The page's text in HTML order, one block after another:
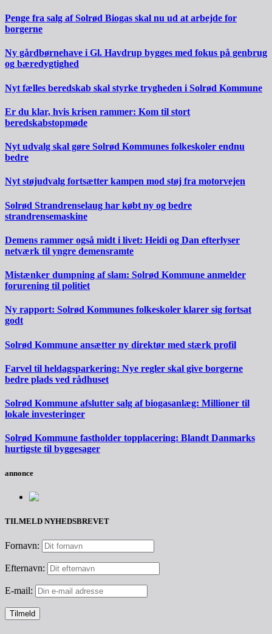
Penge fra salg af Solrød Biogas skal nu ud at arbejde for
borgerne
Ny gårdbørnehave i Gl. Havdrup bygges med fokus på genbrug
og bæredygtighed
Nyt fælles beredskab skal styrke trygheden i Solrød Kommune
Er du klar, hvis krisen rammer: Kom til stort
beredskabstopmøde
Nyt udvalg skal gøre Solrød Kommunes folkeskoler endnu
bedre
Nyt støjudvalg fortsætter kampen mod støj fra motorvejen
Solrød Strandrenselaug har købt ny og bedre
strandrensemaskine
Demens rammer også midt i livet: Heidi og Dan efterlyser
netværk til yngre demensramte
Mistænker dumpning af slam: Solrød Kommune anmelder
forurening til politiet
Ny rapport: Solrød Kommunes folkeskoler klarer sig fortsat
godt
Solrød Kommune ansætter ny direktør med stærk profil
Farvel til heldagsparkering: Nye regler skal give borgerne
bedre plads ved rådhuset
Solrød Kommune afslutter salg af biogasanlæg: Millioner til
lokale investeringer
Solrød Kommune fastholder topplacering: Blandt Danmarks
hurtigste til byggesager
annonce
TILMELD NYHEDSBREVET
Fornavn:
Efternavn:
E-mail: